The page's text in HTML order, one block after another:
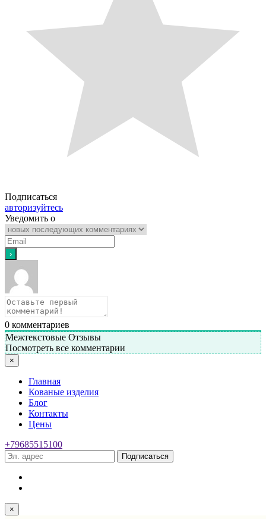
Подписаться
авторизуйтесь
Уведомить о
0 комментариев
Межтекстовые Отзывы
Посмотреть все комментарии
×
Главная
Кованые изделия
Блог
Контакты
Цены
+79685515100
Подписаться
×